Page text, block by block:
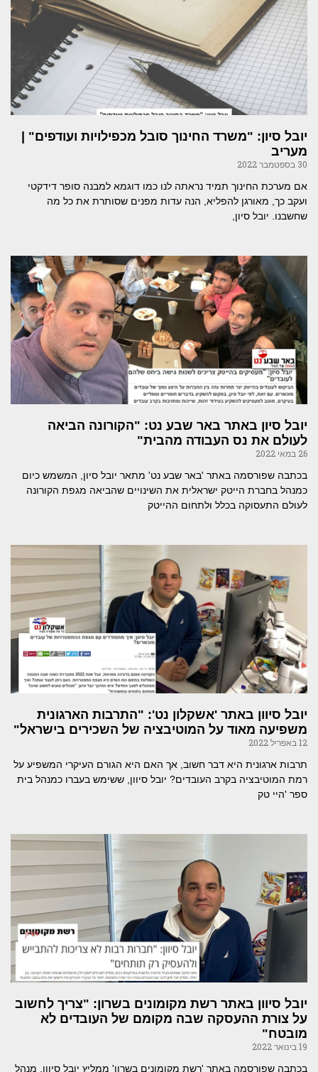
יובל סיון: "משרד החינוך סובל מכפילויות ועודפים" |
מעריב
30 בספטמבר 2022
אם מערכת החינוך תמיד נראתה לנו כמו דוגמא למבנה סופר דידקטי
ועקב כך, מאורגן להפליא, הנה עדות מפנים שסותרת את כל מה
שחשבנו. יובל סיון,
יובל סיון באתר באר שבע נט: "הקורונה הביאה
לעולם את נס העבודה מהבית"
26 במאי 2022
בכתבה שפורסמה באתר 'באר שבע נט' מתאר יובל סיון, המשמש כיום
כמנהל בחברת הייטק ישראלית את השינויים שהביאה מגפת הקורונה
לעולם התעסוקה בכלל ולתחום ההייטק
יובל סיוון באתר 'אשקלון נט': "התרבות הארגונית
משפיעה מאוד על המוטיבציה של השכירים בישראל"
12 באפריל 2022
תרבות ארגונית היא דבר חשוב, אך האם היא הגורם העיקרי המשפיע על
רמת המוטיבציה בקרב העובדים? יובל סיוון, ששימש בעברו כמנהל בית
ספר 'היי טק
יובל סיוון באתר רשת מקומונים בשרון: "צריך לחשוב
על צורת ההעסקה שבה מקומם של העובדים לא
מובטח"
19 בינואר 2022
בכתבה שפורסמה באתר 'רשת מקומונים בשרון' ממליץ יובל סיוון, מנהל